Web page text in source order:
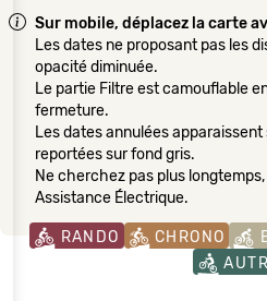
Sur mobile, déplacez la carte
Les dates ne proposant pas les
opacité diminuée.
Le partie Filtre est camouflable
fermeture.
Les dates annulées
reportées sur fond gris.
Ne cherchez pas plus longtemps,
Assistance Électrique.
RANDO CHRONO